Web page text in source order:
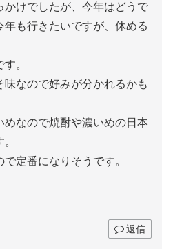
かけでしたが、今年はどうで
年も行きたいですが、休める
。
なので好みが分かれるかも
なので焼酎や濃いめの日本
定番になりそうです。
返信